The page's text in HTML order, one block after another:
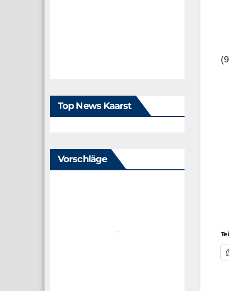
Top News Kaarst
Vorschläge